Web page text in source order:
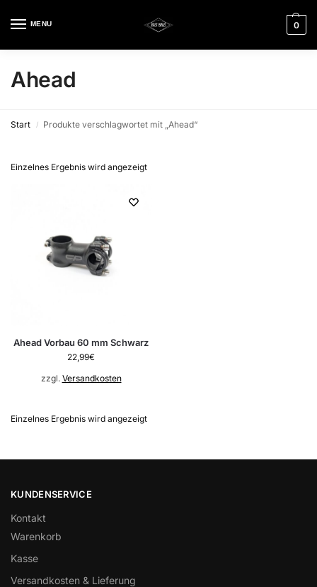
MENU 0
Ahead
Start / Produkte verschlagwortet mit „Ahead“
Einzelnes Ergebnis wird angezeigt
Ahead Vorbau 60 mm Schwarz
22,99€
zzgl. Versandkosten
Einzelnes Ergebnis wird angezeigt
KUNDENSERVICE
Kontakt
Warenkorb
Kasse
Versandkosten & Lieferung